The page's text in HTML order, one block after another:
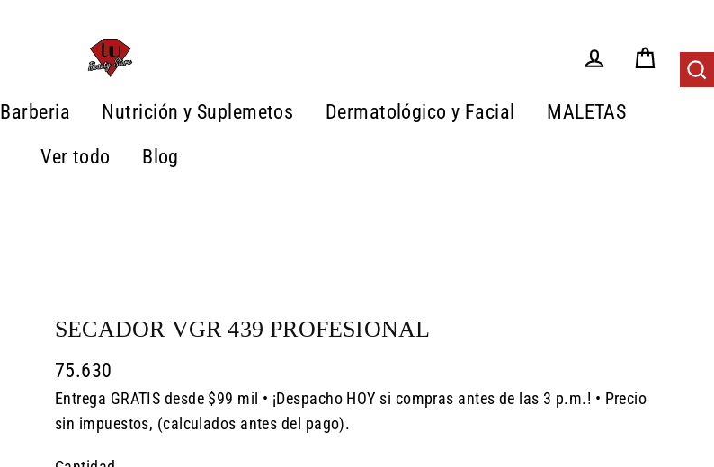
Tus Pedidos
Carrito
Barberia Nutrición y Suplemetos Dermatológico y Facial
MALETAS
Ver todo
Blog
SECADOR VGR 439 PROFESIONAL
Precio
habitual
75.630
Entrega GRATIS desde $99 mil • ¡Despacho HOY si compras antes de las 3 p.m.! • Precio
sin impuestos, (calculados antes del pago).